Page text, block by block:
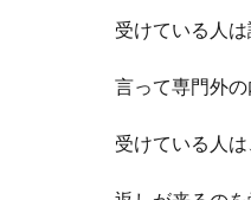
受けている人は
言って専門外
受けている人